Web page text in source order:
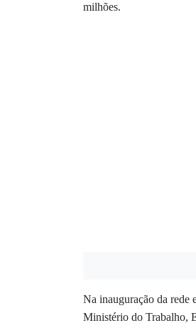
milhões.
Na inauguração da rede
Ministério do Trabalho,